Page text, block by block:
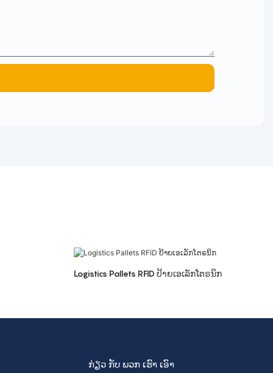
Logistics Pallets RFID ປ້າຍເອເລັກໂຕຣນິກ
ກ່ຽວ ກັບ ພວກ ເຮົາ ເອົາ